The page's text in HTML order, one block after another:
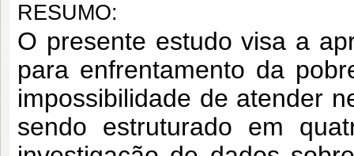
RESUMO:
O presente estudo visa a
para enfrentamento da
impossibilidade de atender
sendo estruturado em